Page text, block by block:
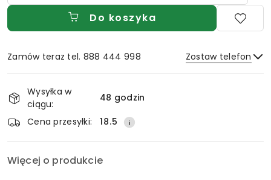
Do koszyka
Zamów teraz tel. 888 444 998 Zostaw telefon
Dostępność
i
dostawa
Wysyłka w
ciągu:
48 godzin
Cena przesyłki:
18.5
Więcej o produkcie